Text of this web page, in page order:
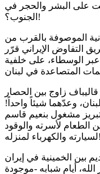
على البشر والحجر في
الجنوب؟!
الموصوفة بالقرب من
التفاوض الإيراني قرّر
الوسطاء، على خلفية
زاوج بين الحصار
وعدّهما شيئاً واحداً!
مشغول بنعيم قاسم
الطعام لأسرته والوقود
لسيارته والكهرباء لمنزله!
بين الخمينية في إيران
أيام شبابه -موجودة